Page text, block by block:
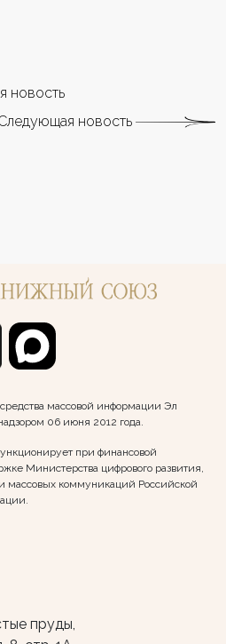
новость
новость
массовой информации Эл
06 июня 2012 года.
при финансовой
Министерства цифрового развития,
массовых коммуникаций Российской
пруды,